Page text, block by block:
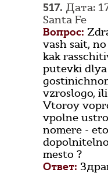
517. Дата:
Santa Fe
Вопрос:
vash sait,
kak
putevki
vzroslogo,
Vtoroy
vpolne
nomere -
mesto ?
Ответ: